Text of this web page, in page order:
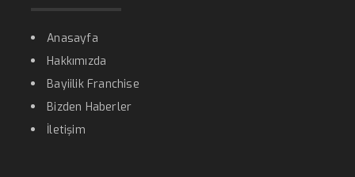
Anasayfa
Hakkımızda
Bayiilik Franchise
Bizden Haberler
İletişim